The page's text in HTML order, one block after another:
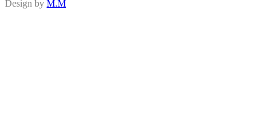
Design by M.M